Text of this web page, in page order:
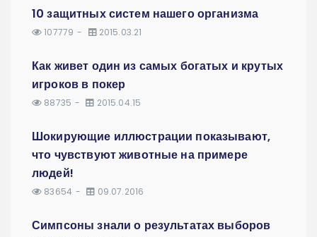
10 защитных систем нашего организма
107779 2015.03.21
Как живет один из самых богатых и крутых
игроков в покер
88735 2015.04.15
Шокирующие иллюстрации показывают,
что чувствуют животные на примере
людей!
83654 09.07.2016
Симпсоны знали о результатах выборов